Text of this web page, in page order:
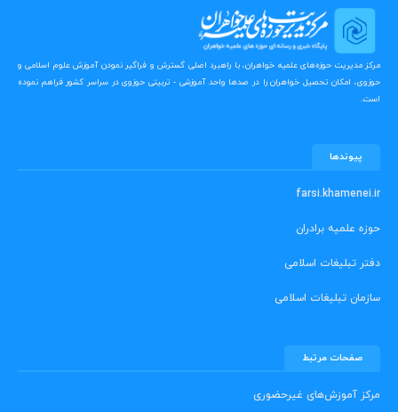
مرکز مدیریت حوزه‌های علمیه خواهران، با راهبرد اصلی گسترش و فراگیر نمودن آموزش علوم اسلامی و
حوزوی، امکان تحصیل خواهران را در صدها واحد آموزشی - تربیتی حوزوی در سراسر کشور فراهم نموده
است.
پیوندها
farsi.khamenei.ir
حوزه علمیه برادران
دفتر تبلیغات اسلامی
سازمان تبلیغات اسلامی
صفحات مرتبط
مرکز آموزش‌های غیرحضوری